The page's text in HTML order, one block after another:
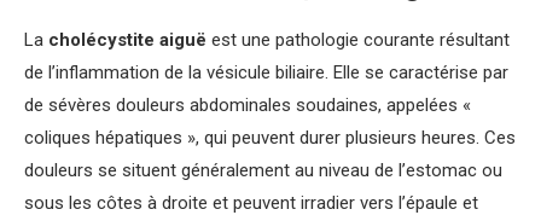
La cholécystite aiguë est une pathologie courante résultant
de l’inflammation de la vésicule biliaire. Elle se caractérise par
de sévères douleurs abdominales soudaines, appelées «
coliques hépatiques », qui peuvent durer plusieurs heures. Ces
douleurs se situent généralement au niveau de l’estomac ou
sous les côtes à droite et peuvent irradier vers l’épaule et